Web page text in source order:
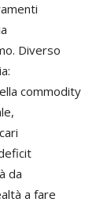
Diverso
commodity
da
a fare